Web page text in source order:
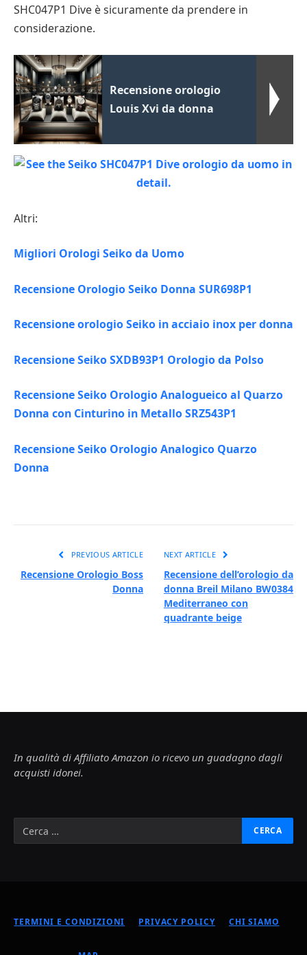
SHC047P1 Dive è sicuramente da prendere in
considerazione.
Recensione orologio
Louis Xvi da donna
Altri:
Migliori Orologi Seiko da Uomo
Recensione Orologio Seiko Donna SUR698P1
Recensione orologio Seiko in acciaio inox per donna
Recensione Seiko SXDB93P1 Orologio da Polso
Recensione Seiko Orologio Analogueico al Quarzo
Donna con Cinturino in Metallo SRZ543P1
Recensione Seiko Orologio Analogico Quarzo
Donna
PREVIOUS ARTICLE
Recensione Orologio Boss
Donna
NEXT ARTICLE
Recensione dell’orologio da
donna Breil Milano BW0384
Mediterraneo con
quadrante beige
In qualità di Affiliato Amazon io ricevo un guadagno dagli
acquisti idonei.
TERMINI E CONDIZIONI PRIVACY POLICY CHI SIAMO